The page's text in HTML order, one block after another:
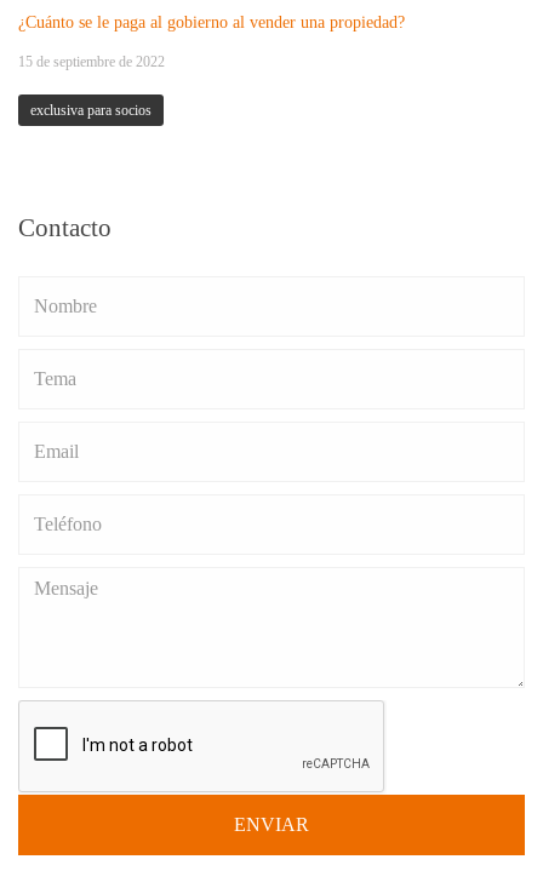
¿Cuánto se le paga al gobierno al vender una propiedad?
15 de septiembre de 2022
exclusiva para socios
Contacto